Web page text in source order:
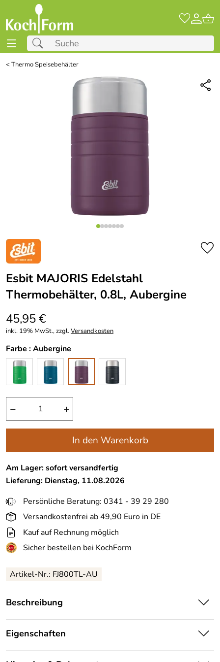
<Thermo Speisebehälter
Esbit MAJORIS Edelstahl
Thermobehälter, 0.8L, Aubergine
45,95 €
inkl. 19% MwSt., zzgl.Versandkosten
Farbe :Aubergine
− +
In den Warenkorb
Am Lager: sofort versandfertig
Lieferung: Dienstag, 11.08.2026
Persönliche Beratung: 0341 - 39 29 280
Versandkostenfrei ab 49,90 Euro in DE
Kauf auf Rechnung möglich
Sicher bestellen bei KochForm
Artikel-Nr.: FJ800TL-AU
Beschreibung
Esbit MAJORIS Edelstahl Thermobehälter, 0.8L,
Aubergine
Ein neues, zeitgemäßes Design trifft auf bewährte
Eigenschaften